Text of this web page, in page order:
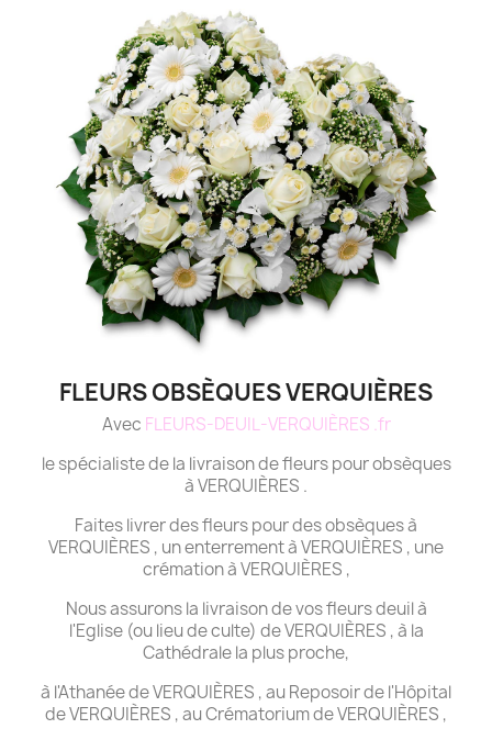
FLEURS OBSÈQUES VERQUIÈRES
Avec FLEURS-DEUIL-VERQUIÈRES .fr
le spécialiste de la livraison de fleurs pour obsèques
à VERQUIÈRES .
Faites livrer des fleurs pour des obsèques à
VERQUIÈRES , un enterrement à VERQUIÈRES , une
crémation à VERQUIÈRES ,
Nous assurons la livraison de vos fleurs deuil à
l'Eglise (ou lieu de culte) de VERQUIÈRES , à la
Cathédrale la plus proche,
à l'Athanée de VERQUIÈRES , au Reposoir de l'Hôpital
de VERQUIÈRES , au Crématorium de VERQUIÈRES ,